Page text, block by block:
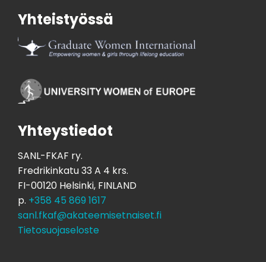
Yhteistyössä
Yhteystiedot
SANL-FKAF ry.
Fredrikinkatu 33 A 4 krs.
FI-00120 Helsinki, FINLAND
p. +358 45 869 1617
sanl.fkaf@akateemisetnaiset.fi
Tietosuojaseloste